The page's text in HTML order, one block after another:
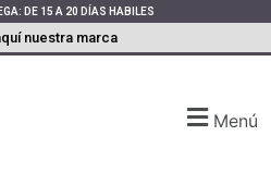
DE 15 A 20 DÍAS HABILES
nuestra marca
Menú